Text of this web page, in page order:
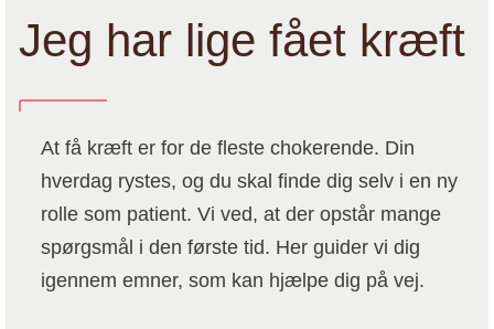
Jeg har lige fået kræft
At få kræft er for de fleste chokerende. Din
hverdag rystes, og du skal finde dig selv i en ny
rolle som patient. Vi ved, at der opstår mange
spørgsmål i den første tid. Her guider vi dig
igennem emner, som kan hjælpe dig på vej.